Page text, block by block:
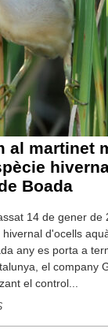
al martinet
Boada
14 de gener de
d'ocells
any es porta a
el company
el control...